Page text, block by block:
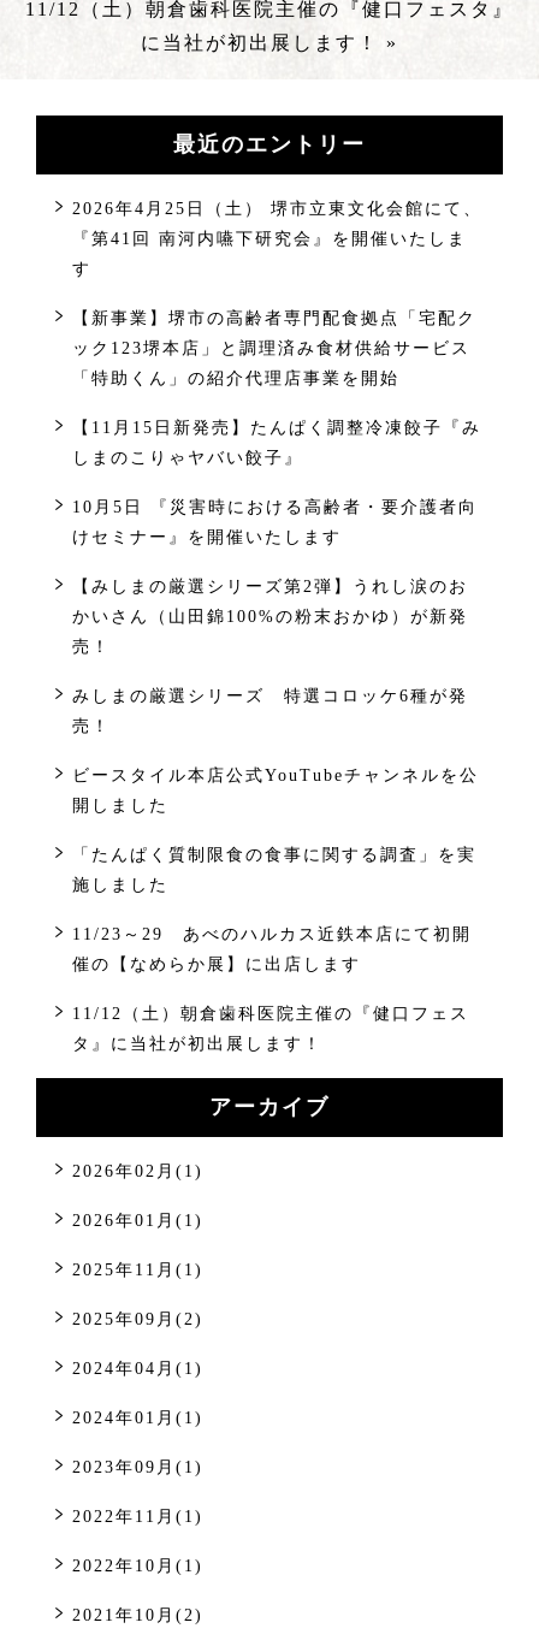
11/12（土）朝倉歯科医院主催の『健口フェスタ』
に当社が初出展します！ »
最近のエントリー
2026年4月25日（土） 堺市立東文化会館にて、
『第41回 南河内嚥下研究会』を開催いたしま
す
【新事業】堺市の高齢者専門配食拠点「宅配ク
ック123堺本店」と調理済み食材供給サービス
「特助くん」の紹介代理店事業を開始
【11月15日新発売】たんぱく調整冷凍餃子『み
しまのこりゃヤバい餃子』
10月5日 『災害時における高齢者・要介護者向
けセミナー』を開催いたします
【みしまの厳選シリーズ第2弾】うれし涙のお
かいさん（山田錦100%の粉末おかゆ）が新発
売！
みしまの厳選シリーズ 特選コロッケ6種が発
売！
ビースタイル本店公式YouTubeチャンネルを公
開しました
「たんぱく質制限食の食事に関する調査」を実
施しました
11/23～29 あべのハルカス近鉄本店にて初開
催の【なめらか展】に出店します
11/12（土）朝倉歯科医院主催の『健口フェス
タ』に当社が初出展します！
アーカイブ
2026年02月(1)
2026年01月(1)
2025年11月(1)
2025年09月(2)
2024年04月(1)
2024年01月(1)
2023年09月(1)
2022年11月(1)
2022年10月(1)
2021年10月(2)